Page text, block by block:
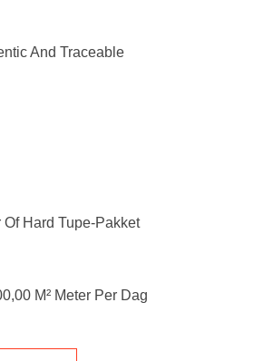
And Traceable
Hard Tupe-Pakket
M² Meter Per Dag